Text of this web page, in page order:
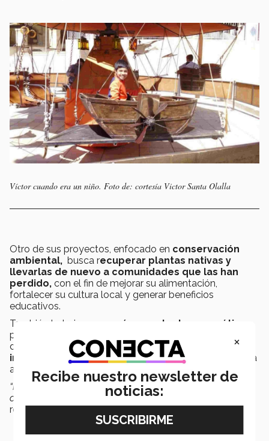
Víctor cuando era un niño. Foto de: cortesía Victor Santa Olalla
Otro de sus proyectos, enfocado en conservación
ambiental, busca recuperar plantas nativas y
llevarlas de nuevo a comunidades que las han
perdido, con el fin de mejorar su alimentación,
fortalecer su cultura local y generar beneficios
educativos.
También trabaja en una
cámara electromagnética
para estudiar fósiles y estructuras antiguas con apoyo
de profesores del Tec. Suobjetivoesdesarrollar
investigación interdisciplinariaentre ingeniería, física
antigua y arqueología experimental.
“He aprendido que no hay un solo camino para formarte
como explorador. A veces toca crear tus propios mapas”
reflexionó Víctor.
×
Recibe nuestro newsletter de
noticias: